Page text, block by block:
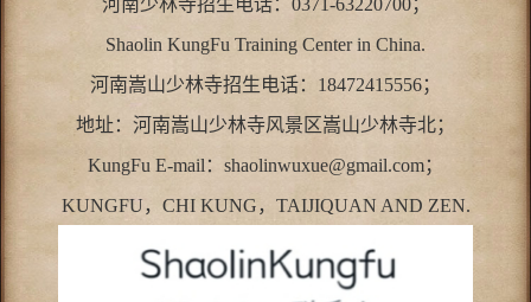
河南少林寺招生电话：0371-63220700；
Shaolin KungFu Training Center in China.
河南嵩山少林寺招生电话：18472415556；
地址：河南嵩山少林寺风景区嵩山少林寺北；
KungFu E-mail：shaolinwuxue@gmail.com；
KUNGFU，CHI KUNG，TAIJIQUAN AND ZEN.